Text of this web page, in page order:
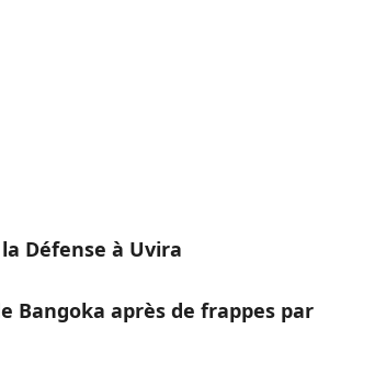
Défense à Uvira
Bangoka après de frappes par